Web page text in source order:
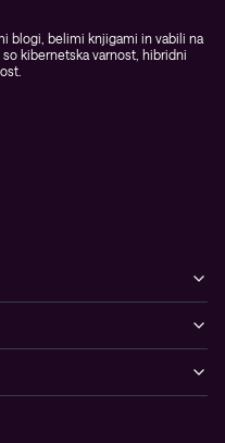
blogi, belimi knjigami in vabili na
kibernetska varnost, hibridni